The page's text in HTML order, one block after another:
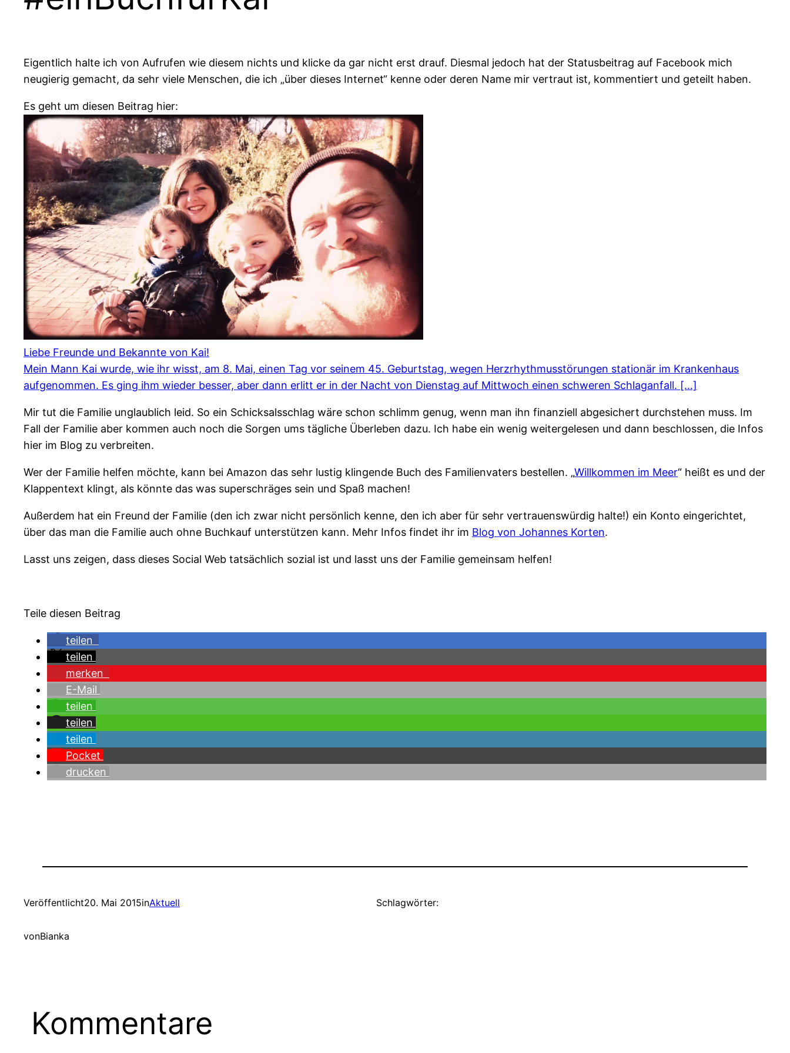
Eigentlich halte ich von Aufrufen wie diesem nichts und klicke da gar nicht erst drauf. Diesmal jedoch hat der Statusbeitrag auf Facebook mich
neugierig gemacht, da sehr viele Menschen, die ich „über dieses Internet“ kenne oder deren Name mir vertraut ist, kommentiert und geteilt haben.
Es geht um diesen Beitrag hier:
Liebe Freunde und Bekannte von Kai!
Mein Mann Kai wurde, wie ihr wisst, am 8. Mai, einen Tag vor seinem 45. Geburtstag, wegen Herzrhythmusstörungen stationär im Krankenhaus
aufgenommen. Es ging ihm wieder besser, aber dann erlitt er in der Nacht von Dienstag auf Mittwoch einen schweren Schlaganfall. […]
Mir tut die Familie unglaublich leid. So ein Schicksalsschlag wäre schon schlimm genug, wenn man ihn finanziell abgesichert durchstehen muss. Im
Fall der Familie aber kommen auch noch die Sorgen ums tägliche Überleben dazu. Ich habe ein wenig weitergelesen und dann beschlossen, die Infos
hier im Blog zu verbreiten.
Wer der Familie helfen möchte, kann bei Amazon das sehr lustig klingende Buch des Familienvaters bestellen. „Willkommen im Meer“ heißt es und der
Klappentext klingt, als könnte das was superschräges sein und Spaß machen!
Außerdem hat ein Freund der Familie (den ich zwar nicht persönlich kenne, den ich aber für sehr vertrauenswürdig halte!) ein Konto eingerichtet,
über das man die Familie auch ohne Buchkauf unterstützen kann. Mehr Infos findet ihr im Blog von Johannes Korten.
Lasst uns zeigen, dass dieses Social Web tatsächlich sozial ist und lasst uns der Familie gemeinsam helfen!
Teile diesen Beitrag
teilen
teilen
merken
E-Mail
teilen
teilen
teilen
Pocket
drucken
Veröffentlicht20. Mai 2015inAktuell
vonBianka
Schlagwörter:
Kommentare